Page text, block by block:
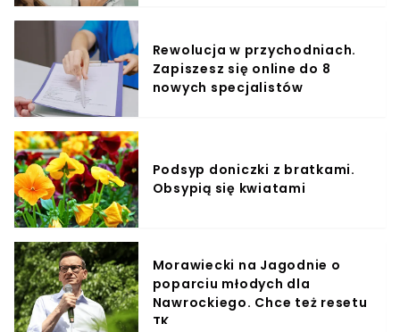
Rewolucja w przychodniach.
Zapiszesz się online do 8
nowych specjalistów
Podsyp doniczki z bratkami.
Obsypią się kwiatami
Morawiecki na Jagodnie o
poparciu młodych dla
Nawrockiego. Chce też resetu
TK